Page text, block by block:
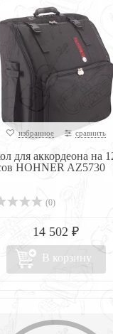
избранное сравнить
для аккордеона на
HOHNER AZ5730
(0)
14 502 ₽
В корзину